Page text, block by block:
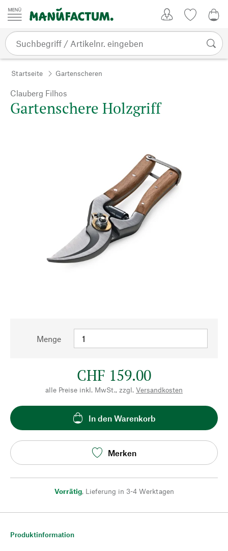
Zum Inhalt springen
Startseite Gartenscheren
Clauberg Filhos
Gartenschere Holzgriff
Menge
CHF 159.00
alle Preise inkl. MwSt., zzgl. Versandkosten
In den Warenkorb
Merken
Vorrätig, Lieferung in 3-4 Werktagen
Produktinformation